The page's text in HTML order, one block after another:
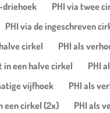
driehoek
PHI via twee
PHI via de ingeschreven
cirkel
PHI als
in een halve cirkel
PHI
vijfhoek
PHI als
een cirkel (2x)
PHI als